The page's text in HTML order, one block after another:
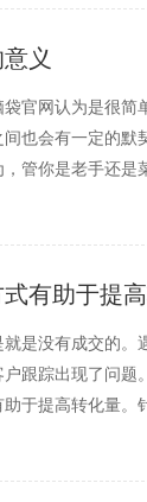
义
官网认为是很
也会有一定的默
管你是老手还是
有助于提
是没有成交的
跟踪出现了问
于提高转化量